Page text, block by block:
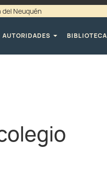
Neuquén
AUTORIDADES
BIBLIOTECA